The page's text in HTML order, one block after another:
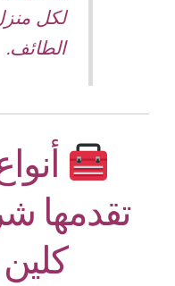
لكل
الطائف.
تقدمها